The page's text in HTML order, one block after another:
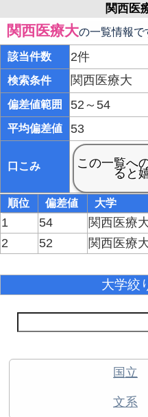
関西医
関西医療大の一覧情報で
該当件数 2件
検索条件 関西医療大
偏差値範囲 52～54
平均偏差値 53
口こみ
順位 偏差値 大学
1 54 関西医療
2
52 関西医療
大学絞
国立
文系